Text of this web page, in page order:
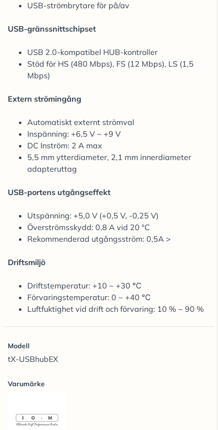
USB-strömbrytare för på/av
USB-gränssnittschipset
USB 2.0-kompatibel HUB-kontroller
Stöd för HS (480 Mbps), FS (12 Mbps), LS (1,5
Mbps)
Extern strömingång
Automatiskt externt strömval
Inspänning: +6,5 V ~ +9 V
DC Inström: 2 A max
5,5 mm ytterdiameter, 2,1 mm innerdiameter
adapteruttag
USB-portens utgångseffekt
Utspänning: +5,0 V (+0,5 V, -0,25 V)
Överströmsskydd: 0,8 A vid 20 °C
Rekommenderad utgångsström: 0,5A >
Driftsmiljö
Driftstemperatur: +10 ~ +30 ℃
Förvaringstemperatur: 0 ~ +40 ℃
Luftfuktighet vid drift och förvaring: 10 % ~ 90 %
Modell
tX-USBhubEX
Varumärke